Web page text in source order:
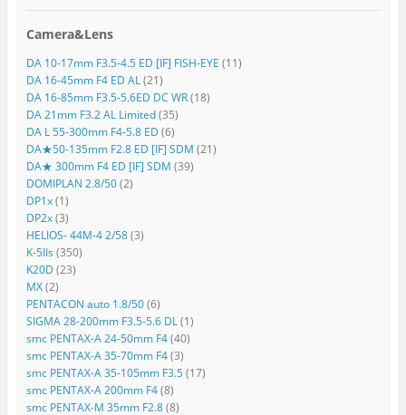
Camera&Lens
DA 10-17mm F3.5-4.5 ED [IF] FISH-EYE (11)
DA 16-45mm F4 ED AL(21)
DA 16-85mm F3.5-5.6ED DC WR(18)
DA 21mm F3.2 AL Limited(35)
DA L 55-300mm F4-5.8 ED (6)
DA★50-135mm F2.8 ED [IF] SDM (21)
DA★ 300mm F4 ED [IF] SDM (39)
DOMIPLAN 2.8/50(2)
DP1x(1)
DP2x(3)
HELIOS- 44M-4 2/58(3)
K-5IIs (350)
K20D (23)
MX(2)
PENTACON auto 1.8/50(6)
SIGMA 28-200mm F3.5-5.6 DL(1)
smc PENTAX-A 24-50mm F4(40)
smc PENTAX-A 35-70mm F4(3)
smc PENTAX-A 35-105mm F3.5(17)
smc PENTAX-A 200mm F4(8)
smc PENTAX-M 35mm F2.8(8)